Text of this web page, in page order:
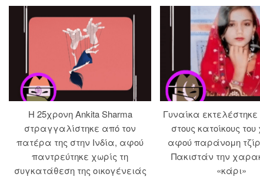
Η 25χρονη Ankita Sharma
στραγγαλίστηκε από τον
πατέρα της στην Ινδία, αφού
παντρεύτηκε χωρίς τη
συγκατάθεση της οικογένειάς
Γυναίκα
στους κατοίκους
αφού παράνομη
Πακιστάν την
«κάρι»